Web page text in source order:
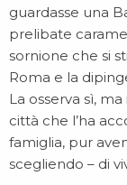
guardasse una
prelibate
sornione che si
Roma e la
La osserva sì,
città che l’ha
famiglia, pur
scegliendo – di